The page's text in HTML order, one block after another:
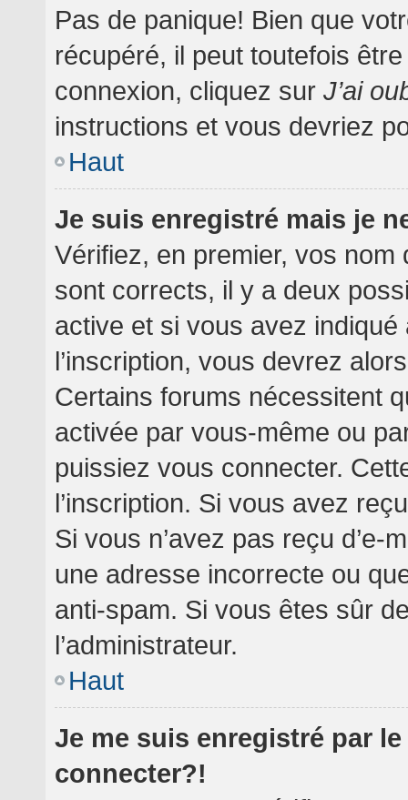
Pas de panique! Bien que
récupéré, il peut toutefois
connexion, cliquez sur J’ai
instructions et vous devriez
Haut
Je suis enregistré mais je
Vérifiez, en premier, vos nom
sont corrects, il y a deux
active et si vous avez
l’inscription, vous devrez
Certains forums nécessitent
activée par vous-même ou
puissiez vous connecter.
l’inscription. Si vous avez
Si vous n’avez pas reçu d’e-
une adresse incorrecte ou
anti-spam. Si vous êtes sûr
l’administrateur.
Haut
Je me suis enregistré par
connecter?!